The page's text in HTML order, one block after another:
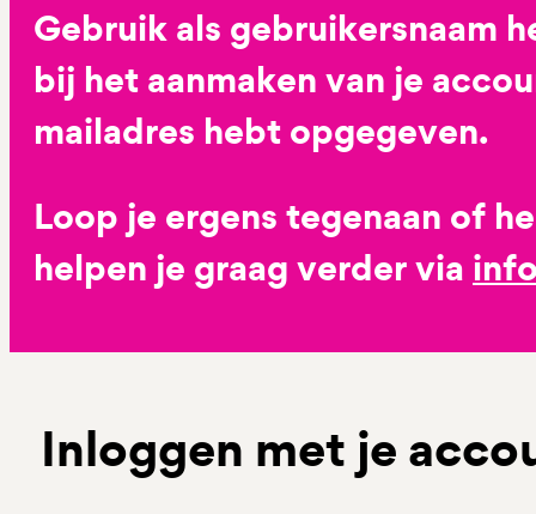
Gebruik als gebruikersnaam
bij het aanmaken van je
mailadres hebt opgegeven.
Loop je ergens tegenaan of
helpen je graag verder via
Inloggen met je